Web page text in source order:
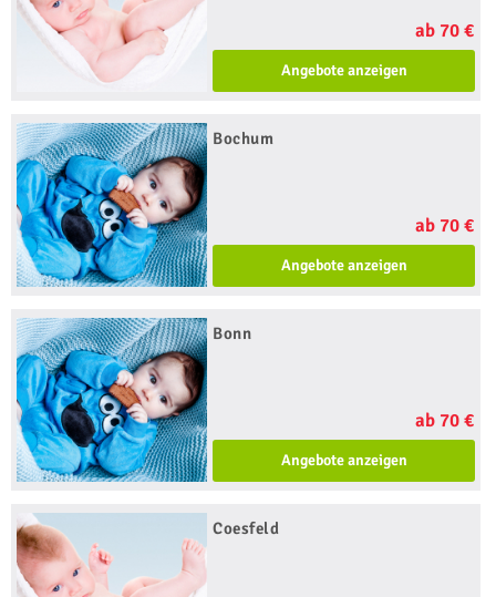
ab 70 €
Angebote anzeigen
Bochum
ab 70 €
Angebote anzeigen
Bonn
ab 70 €
Angebote anzeigen
Coesfeld